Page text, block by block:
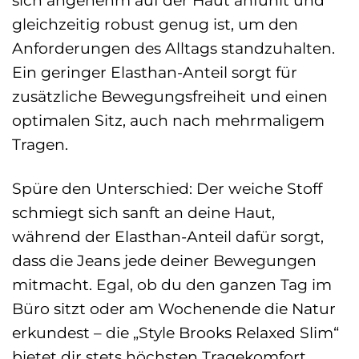
gleichzeitig robust genug ist, um den
Anforderungen des Alltags standzuhalten.
Ein geringer Elasthan-Anteil sorgt für
zusätzliche Bewegungsfreiheit und einen
optimalen Sitz, auch nach mehrmaligem
Tragen.
Spüre den Unterschied: Der weiche Stoff
schmiegt sich sanft an deine Haut,
während der Elasthan-Anteil dafür sorgt,
dass die Jeans jede deiner Bewegungen
mitmacht. Egal, ob du den ganzen Tag im
Büro sitzt oder am Wochenende die Natur
erkundest – die „Style Brooks Relaxed Slim“